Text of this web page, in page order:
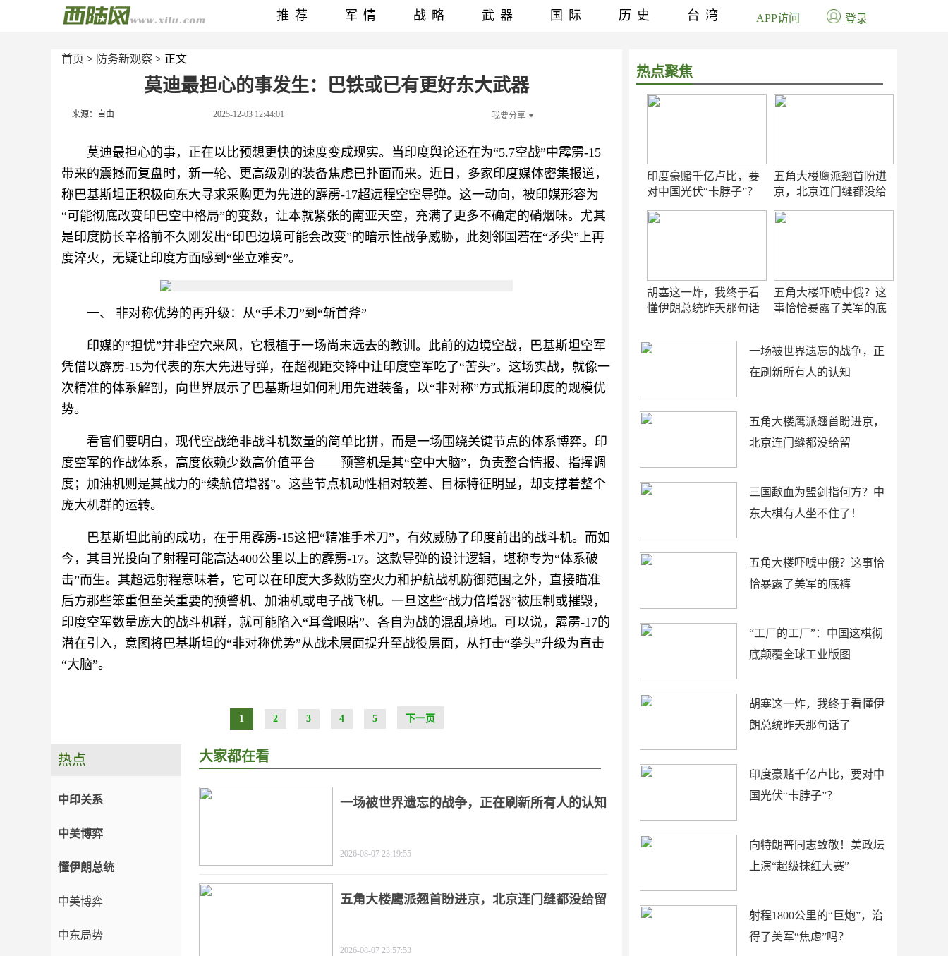
首页 > 防务新观察 > 正文
莫迪最担心的事发生：巴铁或已有更好东大武器
来源：自由 2025-12-03 12:44:01 我要分享
莫迪最担心的事，正在以比预想更快的速度变成现实。当印度舆论还在为“5.7空战”中霹雳-15
带来的震撼而复盘时，新一轮、更高级别的装备焦虑已扑面而来。近日，多家印度媒体密集报道，
称巴基斯坦正积极向东大寻求采购更为先进的霹雳-17超远程空空导弹。这一动向，被印媒形容为
“可能彻底改变印巴空中格局”的变数，让本就紧张的南亚天空，充满了更多不确定的硝烟味。尤其
是印度防长辛格前不久刚发出“印巴边境可能会改变”的暗示性战争威胁，此刻邻国若在“矛尖”上再
度淬火，无疑让印度方面感到“坐立难安”。
一、 非对称优势的再升级：从“手术刀”到“斩首斧”
印媒的“担忧”并非空穴来风，它根植于一场尚未远去的教训。此前的边境空战，巴基斯坦空军
凭借以霹雳-15为代表的东大先进导弹，在超视距交锋中让印度空军吃了“苦头”。这场实战，就像一
次精准的体系解剖，向世界展示了巴基斯坦如何利用先进装备，以“非对称”方式抵消印度的规模优
势。
看官们要明白，现代空战绝非战斗机数量的简单比拼，而是一场围绕关键节点的体系博弈。印
度空军的作战体系，高度依赖少数高价值平台——预警机是其“空中大脑”，负责整合情报、指挥调
度；加油机则是其战力的“续航倍增器”。这些节点机动性相对较差、目标特征明显，却支撑着整个
庞大机群的运转。
巴基斯坦此前的成功，在于用霹雳-15这把“精准手术刀”，有效威胁了印度前出的战斗机。而如
今，其目光投向了射程可能高达400公里以上的霹雳-17。这款导弹的设计逻辑，堪称专为“体系破
击”而生。其超远射程意味着，它可以在印度大多数防空火力和护航战机防御范围之外，直接瞄准
后方那些笨重但至关重要的预警机、加油机或电子战飞机。一旦这些“战力倍增器”被压制或摧毁，
印度空军数量庞大的战斗机群，就可能陷入“耳聋眼瞎”、各自为战的混乱境地。可以说，霹雳-17的
潜在引入，意图将巴基斯坦的“非对称优势”从战术层面提升至战役层面，从打击“拳头”升级为直击
“大脑”。
1 2 3 4 5 下一页
热点聚焦
印度豪赌千亿卢比，要
对中国光伏“卡脖子”？
五角大楼鹰派翘首盼进
京，北京连门缝都没给
胡塞这一炸，我终于看
懂伊朗总统昨天那句话
五角大楼吓唬中俄？这
事恰恰暴露了美军的底
一场被世界遗忘的战争，正
在刷新所有人的认知
五角大楼鹰派翘首盼进京，
北京连门缝都没给留
三国歃血为盟剑指何方？中
东大棋有人坐不住了！
五角大楼吓唬中俄？这事恰
恰暴露了美军的底裤
“工厂的工厂”：中国这棋彻
底颠覆全球工业版图
胡塞这一炸，我终于看懂伊
朗总统昨天那句话了
印度豪赌千亿卢比，要对中
国光伏“卡脖子”？
向特朗普同志致敬！美政坛
上演“超级抹红大赛”
射程1800公里的“巨炮”，治
得了美军“焦虑”吗？
推荐 军情 战略 武器 国际 历史 台湾 APP访问 登录
热点
中印关系
中美博弈
懂伊朗总统
中美博弈
中东局势
大家都在看
一场被世界遗忘的战争，正在刷新所有人的认知
2026-08-07 23:19:55
五角大楼鹰派翘首盼进京，北京连门缝都没给留
2026-08-07 23:57:53